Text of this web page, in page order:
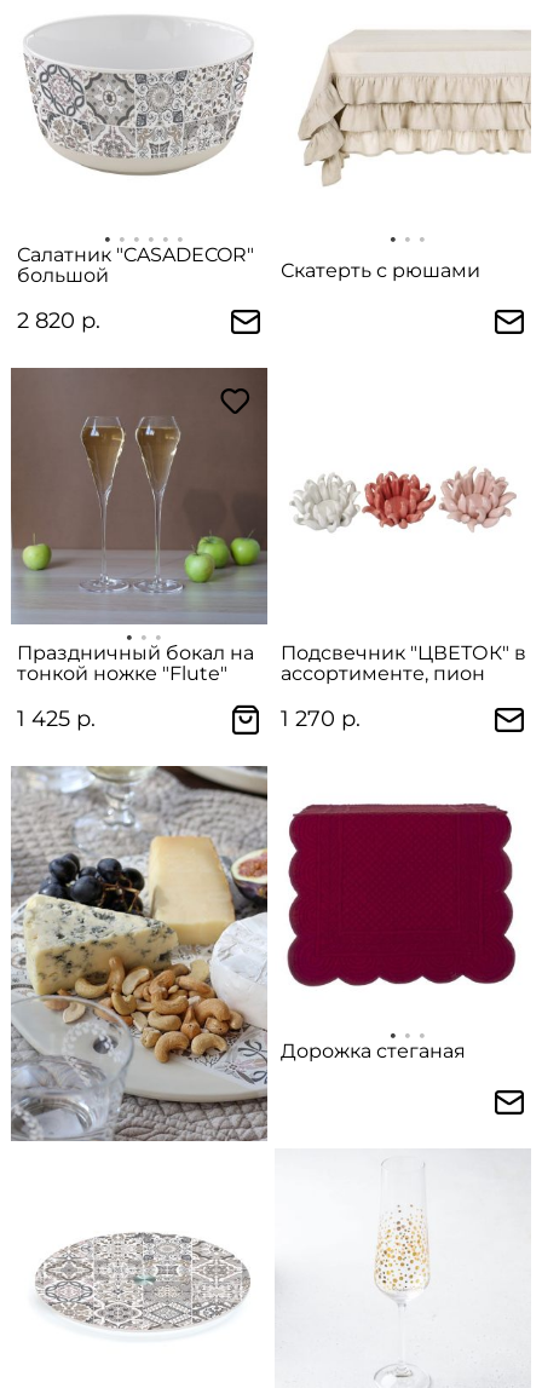
Салатник "CASADECOR"
большой
2 820 р.
Скатерть с рюшами
Праздничный бокал на
тонкой ножке "Flute"
1 425 р.
Подсвечник "ЦВЕТОК" в
ассортименте, пион
1 270 р.
Дорожка стеганая